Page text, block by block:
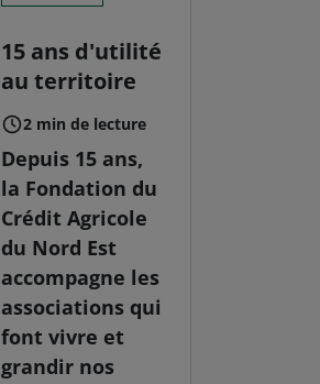
15 ans d'utilité
au territoire
2 min de lecture
Depuis 15 ans,
la Fondation du
Crédit Agricole
du Nord Est
accompagne les
associations qui
font vivre et
grandir nos